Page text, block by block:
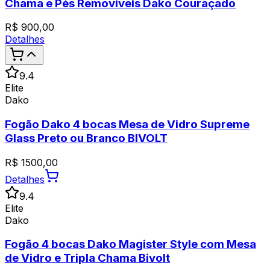
Chama e Pés Removíveis Dako Couraçado
R$ 900,00
Detalhes
9.4
Elite
Dako
Fogão Dako 4 bocas Mesa de Vidro Supreme
Glass Preto ou Branco BIVOLT
R$ 1500,00
Detalhes
9.4
Elite
Dako
Fogão 4 bocas Dako Magister Style com Mesa
de Vidro e Tripla Chama Bivolt